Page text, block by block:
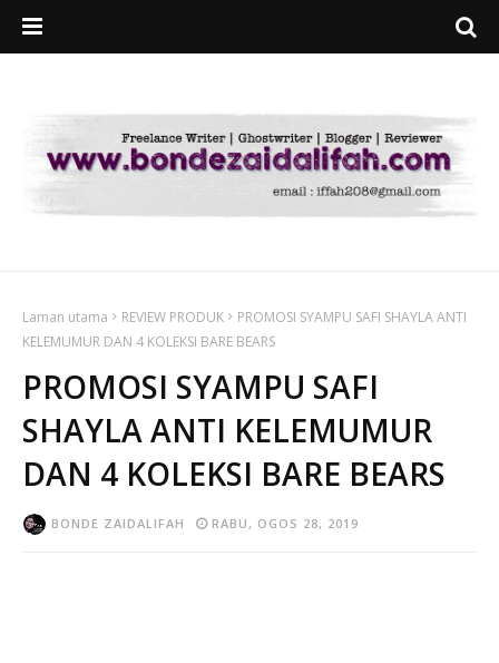
Laman utama REVIEW PRODUK
PROMOSI SYAMPU SAFI SHAYLA ANTI
KELEMUMUR DAN 4 KOLEKSI BARE BEARS
PROMOSI SYAMPU SAFI
SHAYLA ANTI KELEMUMUR
DAN 4 KOLEKSI BARE BEARS
BONDE ZAIDALIFAH RABU, OGOS 28, 2019